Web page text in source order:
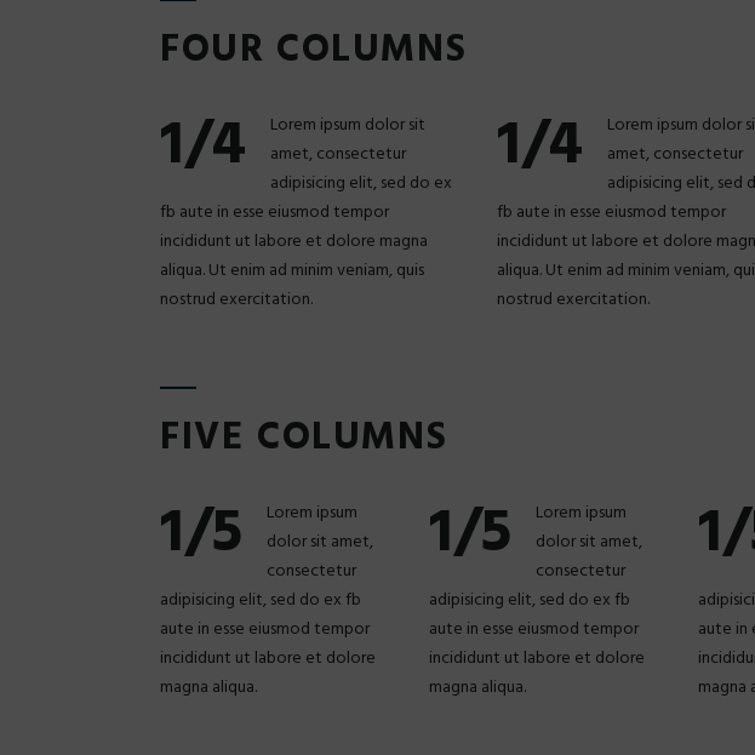
FOUR COLUMNS
1/4
Lorem ipsum dolor sit
amet, consectetur
adipisicing elit, sed do ex
fb aute in esse eiusmod tempor
incididunt ut labore et dolore magna
aliqua. Ut enim ad minim veniam, quis
nostrud exercitation.
1/4
Lorem ipsum dolor
amet, consectetur
adipisicing elit, sed
fb aute in esse eiusmod tempor
incididunt ut labore et dolore
aliqua. Ut enim ad minim veniam,
nostrud exercitation.
FIVE COLUMNS
1/5
Lorem ipsum
dolor sit amet,
consectetur
adipisicing elit, sed do ex fb
aute in esse eiusmod tempor
incididunt ut labore et dolore
magna aliqua.
1/5
Lorem ipsum
dolor sit amet,
consectetur
adipisicing elit, sed do ex fb
aute in esse eiusmod tempor
incididunt ut labore et dolore
magna aliqua.
aute in
magna